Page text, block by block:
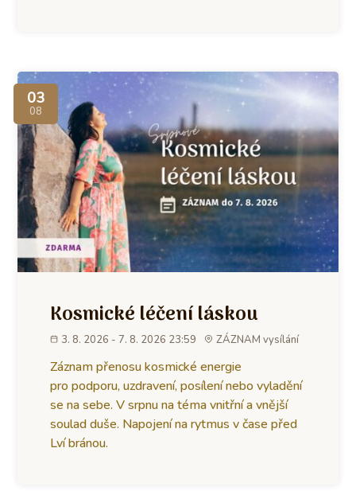
03
08
Kosmické léčení láskou
3. 8. 2026 - 7. 8. 2026 23:59 ZÁZNAM vysílání
Záznam přenosu kosmické energie
pro podporu, uzdravení, posílení nebo vyladění
se na sebe. V srpnu na téma vnitřní a vnější
soulad duše. Napojení na rytmus v čase před
Lví bránou.